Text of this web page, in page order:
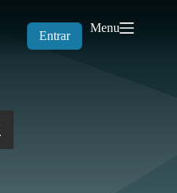
Entrar
Menu